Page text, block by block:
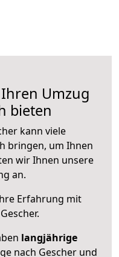
Umzug
bieten
kann viele
bringen, um Ihnen
wir Ihnen unsere
an.
Erfahrung mit
Gescher.
langjährige
nach Gescher und